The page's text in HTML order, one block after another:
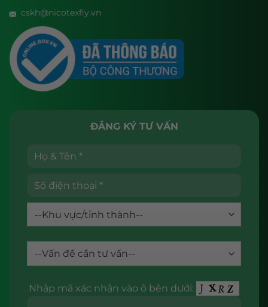
cskh@nicotexfly.vn
ĐĂNG KÝ TƯ VẤN
Nhập mã xác nhận vào ô bên dưới: